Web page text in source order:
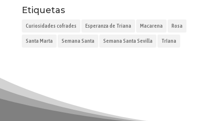
Etiquetas
Curiosidades cofrades Esperanza de Triana Macarena Rosa
Santa Marta Semana Santa Semana Santa Sevilla TrIana